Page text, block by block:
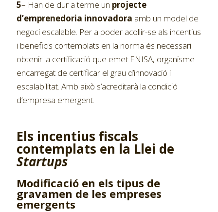
5– Han de dur a terme un projecte
d’emprenedoria innovadora amb un model de
negoci escalable. Per a poder acollir-se als incentius
i beneficis contemplats en la norma és necessari
obtenir la certificació que emet ENISA, organisme
encarregat de certificar el grau d’innovació i
escalabilitat. Amb això s’acreditarà la condició
d’empresa emergent.
Els incentius fiscals
contemplats en la Llei de
Startups
Modificació en els tipus de
gravamen de les empreses
emergents